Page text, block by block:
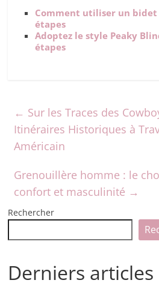
Comment utiliser un bidet
étapes
Adoptez le style Peaky
étapes
← Sur les Traces des
Itinéraires Historiques à
Américain
Grenouillère homme : le
confort et masculinité →
Rechercher
Derniers articles